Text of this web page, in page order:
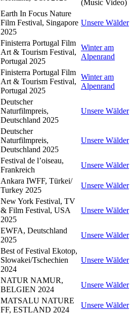
(Music Video)
Earth In Focus Nature
Film Festival, Singapore
2025
Unsere Wälder
Finisterra Portugal Film
Art & Tourism Festival,
Portugal 2025
Winter am
Alpenrand
Finisterra Portugal Film
Art & Tourism Festival,
Portugal 2025
Winter am
Alpenrand
Deutscher
Naturfilmpreis,
Deutschland 2025
Unsere Wälder
Deutscher
Naturfilmpreis,
Deutschland 2025
Unsere Wälder
Festival de l’oiseau,
Frankreich
Unsere Wälder
Ankara IWFF, Türkei/
Turkey 2025
Unsere Wälder
New York Festival, TV
& Film Festival, USA
2025
Unsere Wälder
EWFA, Deutschland
2025
Unsere Wälder
Best of Festival Ekotop,
Slowakei/Tschechien
2024
Unsere Wälder
NATUR NAMUR,
BELGIEN 2024
Unsere Wälder
MATSALU NATURE
FF, ESTLAND 2024
Unsere Wälder